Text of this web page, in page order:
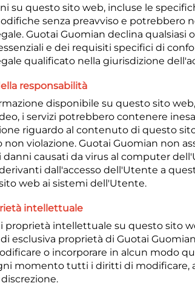
su questo sito web, incluse le
senza preavviso e potrebbero
Guotai Guomian declina
e dei requisiti specifici di
qualificato nella giurisdizione
responsabilità
disponibile su questo sito
i servizi potrebbero contenere
riguardo al contenuto di questo
non violazione. Guotai Guomian non
causati da virus al computer
dall'accesso dell'Utente a
web ai sistemi dell'Utente.
intellettuale
proprietà intellettuale su questo sito
esclusiva proprietà di Guotai
o incorporare in alcun modo
momento tutti i diritti di modificare,